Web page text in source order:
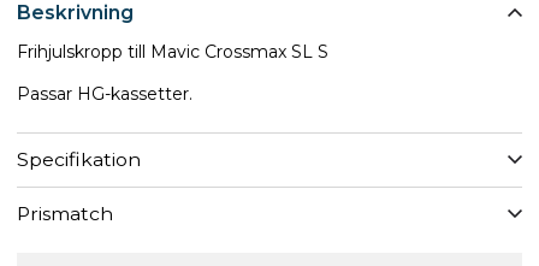
Beskrivning
Frihjulskropp till Mavic Crossmax SL S
Passar HG-kassetter.
Specifikation
Prismatch